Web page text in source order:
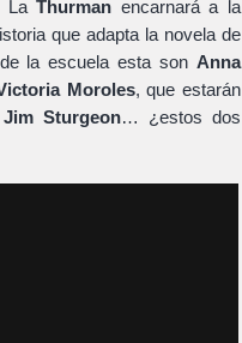
LaThurman encarnará a la
que adapta la novela de
la escuela esta son Anna
Moroles, que estarán
Jim Sturgeon… ¿estos dos